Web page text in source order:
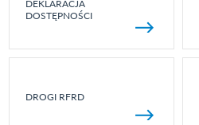
DEKLARACJA
DOSTĘPNOŚCI
DROGI RFRD